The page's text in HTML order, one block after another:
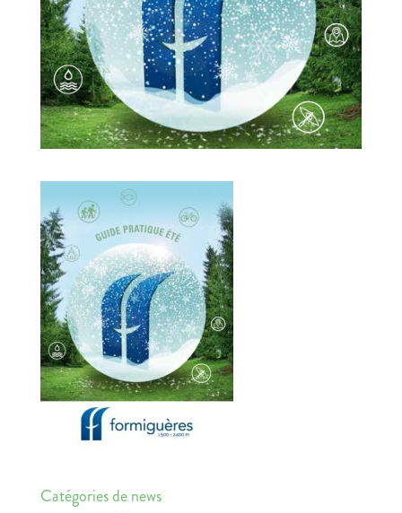
Catégories de news